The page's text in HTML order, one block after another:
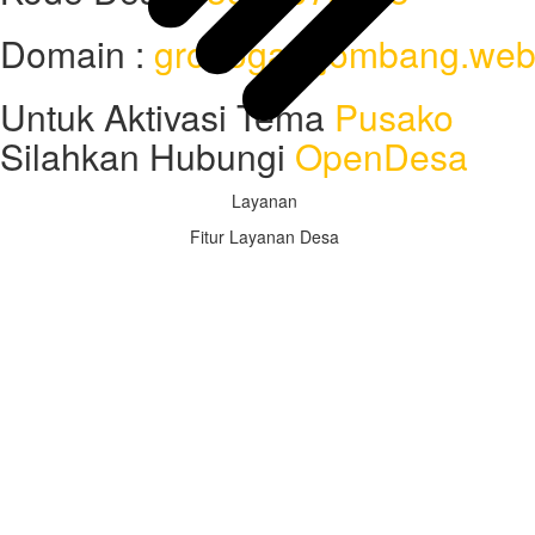
Layanan
Fitur Layanan Desa
Domain : grobogan-
Untuk Aktivasi Tema Pusako
Silahkan Hubungi OpenDesa